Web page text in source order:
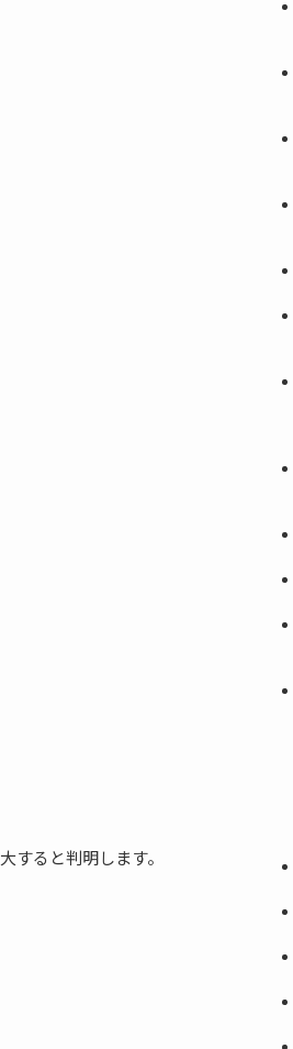
すると判明します。